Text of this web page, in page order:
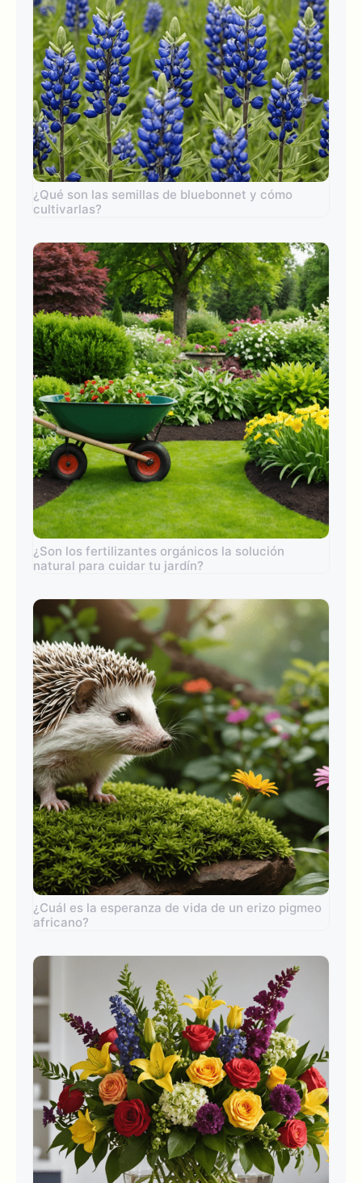
¿Qué son las semillas de bluebonnet y cómo
cultivarlas?
¿Son los fertilizantes orgánicos la solución
natural para cuidar tu jardín?
¿Cuál es la esperanza de vida de un erizo pigmeo
africano?